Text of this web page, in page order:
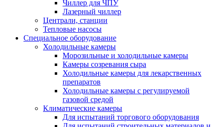
Чиллер для ЧПУ
Лазерный чиллер
Централи, станции
Тепловые насосы
Специальное оборудование
Холодильные камеры
Морозильные и холодильные камеры
Камеры созревания сыра
Холодильные камеры для лекарственных
препаратов
Холодильные камеры с регулируемой
газовой средой
Климатические камеры
Для испытаний торгового оборудования